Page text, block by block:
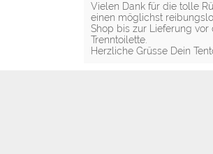
Vielen Dank für die tolle
einen möglichst
Shop bis zur Lieferung vor
Trenntoilette.
Herzliche Grüsse Dein